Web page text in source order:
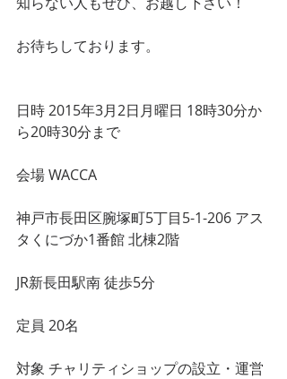
お待ちしております。
日時 2015年3月2日月曜日 18時30分か
ら20時30分まで
会場 WACCA
神戸市長田区腕塚町5丁目5-1-206 アス
タくにづか1番館 北棟2階
JR新長田駅南 徒歩5分
定員 20名
対象 チャリティショップの設立・運営